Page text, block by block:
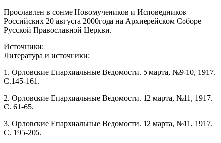
Прославлен в сонме Новомучеников и Исповедников
Российских 20 августа 2000года на Архиерейском Соборе
Русской Православной Церкви.
Источники:
Литература и источники:
1. Орловские Епархиальные Ведомости. 5 марта, №9-10, 1917.
С.145-161.
2. Орловские Епархиальные Ведомости. 12 марта, №11, 1917.
С. 61-65.
3. Орловские Епархиальные Ведомости. 12 марта, №11, 1917.
С. 195-205.